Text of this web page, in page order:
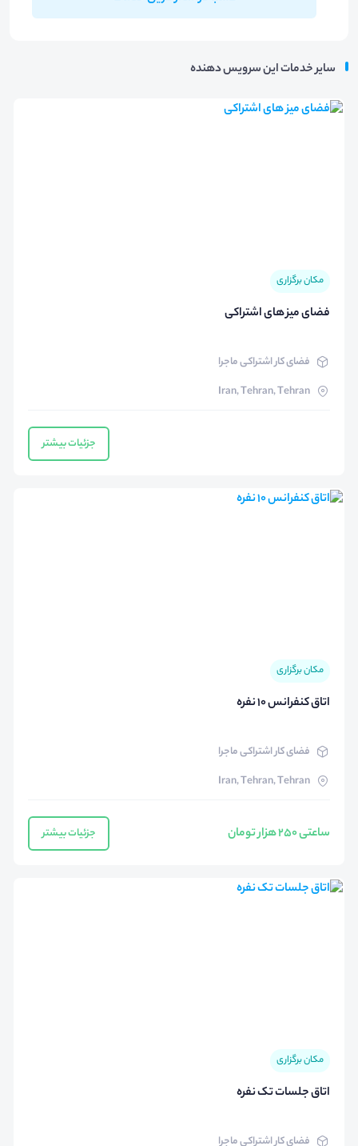
سایر خدمات این سرویس دهنده
مکان برگزاری
فضای میز های اشتراکی
فضای کار اشتراکی ماجرا
Iran, Tehran, Tehran
جزئیات بیشتر
مکان برگزاری
اتاق کنفرانس 10 نفره
فضای کار اشتراکی ماجرا
Iran, Tehran, Tehran
ساعتی 250 هزار تومان جزئیات بیشتر
مکان برگزاری
اتاق جلسات تک نفره
فضای کار اشتراکی ماجرا